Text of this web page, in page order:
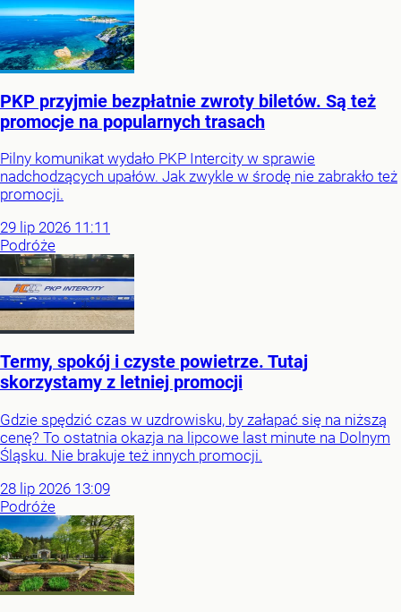
PKP przyjmie bezpłatnie zwroty biletów. Są też
promocje na popularnych trasach
Pilny komunikat wydało PKP Intercity w sprawie
nadchodzących upałów. Jak zwykle w środę nie zabrakło też
promocji.
29 lip 2026 11:11
Podróże
Termy, spokój i czyste powietrze. Tutaj
skorzystamy z letniej promocji
Gdzie spędzić czas w uzdrowisku, by załapać się na niższą
cenę? To ostatnia okazja na lipcowe last minute na Dolnym
Śląsku. Nie brakuje też innych promocji.
28 lip 2026 13:09
Podróże